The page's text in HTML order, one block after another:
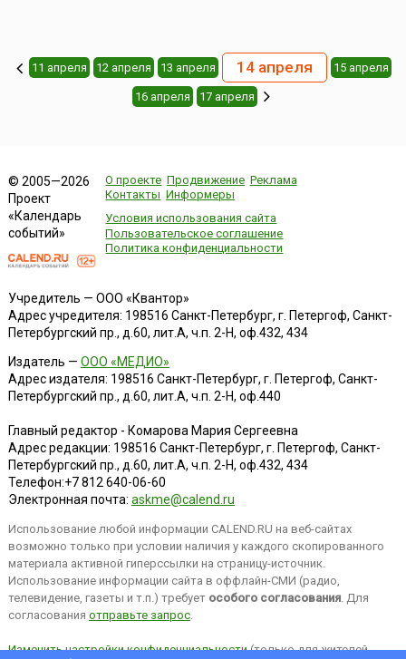
11 апреля 12 апреля 13 апреля 14 апреля 15 апреля
16 апреля 17 апреля
© 2005—2026
Проект
«Календарь
событий»
О проекте Продвижение Реклама
Контакты Информеры
Условия использования сайта
Пользовательское соглашение
Политика конфиденциальности
Учредитель — ООО «Квантор»
Адрес учредителя: 198516 Санкт-Петербург, г. Петергоф, Санкт-
Петербургский пр., д.60, лит.А, ч.п. 2-Н, оф.432, 434
Издатель — ООО «МЕДИО»
Адрес издателя: 198516 Санкт-Петербург, г. Петергоф, Санкт-
Петербургский пр., д.60, лит.А, ч.п. 2-Н, оф.440
Главный редактор - Комарова Мария Сергеевна
Адрес редакции: 198516 Санкт-Петербург, г. Петергоф, Санкт-
Петербургский пр., д.60, лит.А, ч.п. 2-Н, оф.432, 434
Телефон:+7 812 640-06-60
Электронная почта: askme@calend.ru
Использование любой информации CALEND.RU на веб-сайтах
возможно только при условии наличия у каждого скопированного
материала активной гиперссылки на страницу-источник.
Использование информации сайта в оффлайн-СМИ (радио,
телевидение, газеты и т.п.) требует особого согласования. Для
согласования отправьте запрос.
Изменить настройки конфиденциальности(только для жителей